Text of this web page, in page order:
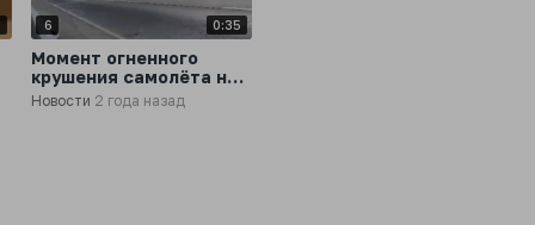
6 0:35
Момент огненного
крушения самолёта на
трассе города Тальке в
Новости 2 года назад